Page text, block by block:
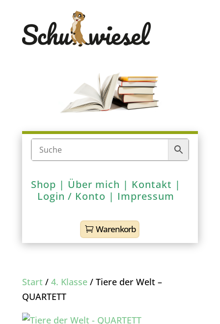
Shop | Über mich | Kontakt |
Login / Konto | Impressum
Warenkorb
Start/ 4. Klasse/ Tiere der Welt –
QUARTETT